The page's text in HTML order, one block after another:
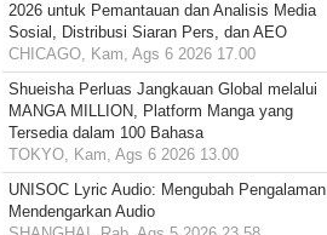
2026 untuk Pemantauan dan Analisis Media
Sosial, Distribusi Siaran Pers, dan AEO
CHICAGO, Kam, Ags 6 2026 17.00
Shueisha Perluas Jangkauan Global melalui
MANGA MILLION, Platform Manga yang
Tersedia dalam 100 Bahasa
TOKYO, Kam, Ags 6 2026 13.00
UNISOC Lyric Audio: Mengubah Pengalaman
Mendengarkan Audio